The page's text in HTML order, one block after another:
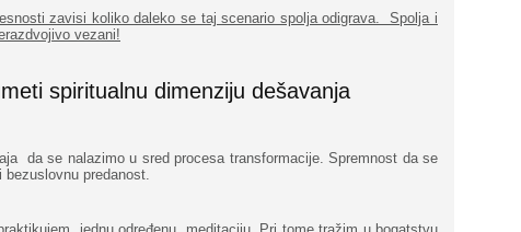
zavisi koliko daleko se taj scenario spolja odigrava. Spolja i
vezani!
spiritualnu dimenziju dešavanja
da se nalazimo u sred procesa transformacije. Spremnost da se
bezuslovnu predanost.